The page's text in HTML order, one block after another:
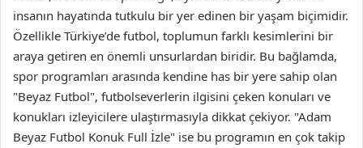
insanın hayatında tutkulu bir yer edinen bir yaşam biçimidir.
Özellikle Türkiye’de futbol, toplumun farklı kesimlerini bir
araya getiren en önemli unsurlardan biridir. Bu bağlamda,
spor programları arasında kendine has bir yere sahip olan
"Beyaz Futbol", futbolseverlerin ilgisini çeken konuları ve
konukları izleyicilere ulaştırmasıyla dikkat çekiyor. "Adam
Beyaz Futbol Konuk Full İzle" ise bu programın en çok takip